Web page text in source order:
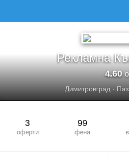
Рекламна
4.60
Димитровград ·
3
оферти
99
фена